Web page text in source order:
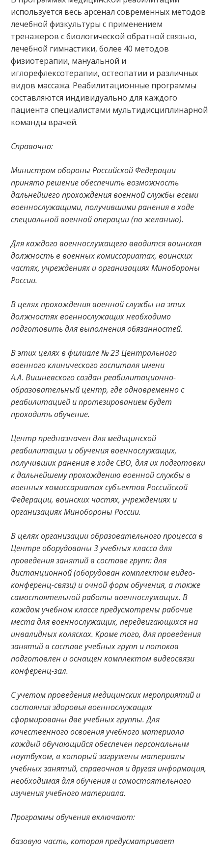
используется весь арсенал современных методов
лечебной физкультуры с применением
тренажеров с биологической обратной связью,
лечебной гимнастики, более 40 методов
физиотерапии, мануальной и
иглорефлексотерапии, остеопатии и различных
видов массажа. Реабилитационные программы
составляются индивидуально для каждого
пациента специалистами мультидисциплинарной
команды врачей.
Справочно:
Министром обороны Российской Федерации
принято решение обеспечить возможность
дальнейшего прохождения военной службы всеми
военнослужащими, получившими ранения в ходе
специальной военной операции (по желанию).
Для каждого военнослужащего вводится воинская
должность в военных комиссариатах, воинских
частях, учреждениях и организациях Минобороны
России.
В целях прохождения военной службы на этих
должностях военнослужащих необходимо
подготовить для выполнения обязанностей.
В этих целях в филиале № 23 Центрального
военного клинического госпиталя имени
А.А. Вишневского создан реабилитационно-
образовательный центр, где одновременно с
реабилитацией и протезированием будет
проходить обучение.
Центр предназначен для медицинской
реабилитации и обучения военнослужащих,
получивших ранения в ходе СВО, для их подготовки
к дальнейшему прохождению военной службы в
военных комиссариатах субъектов Российской
Федерации, воинских частях, учреждениях и
организациях Минобороны России.
В целях организации образовательного процесса в
Центре оборудованы 3 учебных класса для
проведения занятий в составе групп: для
дистанционной (оборудован комплектом видео-
конференц-связи) и очной форм обучения, а также
самостоятельной работы военнослужащих. В
каждом учебном классе предусмотрены рабочие
места для военнослужащих, передвигающихся на
инвалидных колясках. Кроме того, для проведения
занятий в составе учебных групп и потоков
подготовлен и оснащен комплектом видеосвязи
конференц-зал.
С учетом проведения медицинских мероприятий и
состояния здоровья военнослужащих
сформированы две учебных группы. Для
качественного освоения учебного материала
каждый обучающийся обеспечен персональным
ноутбуком, в который загружены материалы
учебных занятий, справочная и другая информация,
необходимая для обучения и самостоятельного
изучения учебного материала.
Программы обучения включают:
базовую часть, которая предусматривает